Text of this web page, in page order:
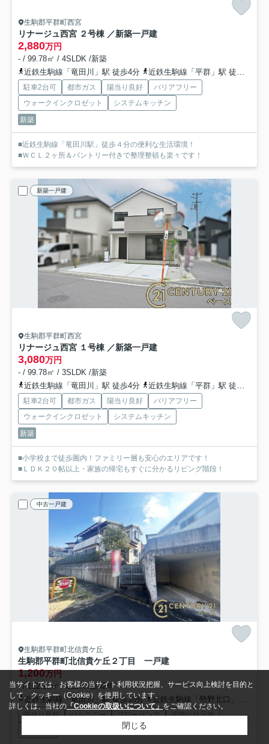
生駒郡平群町西宮
リナージュ西宮 ２号棟 ／新築一戸建
2,880万円
- / 99.78㎡ / 4SLDK /新築
近鉄生駒線「竜田川」駅 徒歩4分
近鉄生駒線「平群」駅 徒歩17分
駐車2台可 都市ガス 陽当り良好
バリアフリー
ウォークインクロゼット
システムキッチン
新築
■近鉄生駒線「竜田川駅」徒歩４分の便利な生活環境！
■ＷＣＬ２ヶ所＆パントリー付きで整理整頓も楽々です！
新築一戸建
生駒郡平群町西宮
リナージュ西宮 １号棟 ／新築一戸建
3,080万円
- / 99.78㎡ / 3SLDK /新築
近鉄生駒線「竜田川」駅 徒歩4分
近鉄生駒線「平群」駅 徒歩17分
駐車2台可 都市ガス 陽当り良好
バリアフリー
ウォークインクロゼット
システムキッチン
新築
■小学校まで徒歩圏内！ファミリー層も安心のエリアです！
■ＬＤＫ２０帖以上・家族の帰宅もすぐに分かるリビング階段！
中古一戸建
生駒郡平群町北信貴ケ丘
生駒郡平群町北信貴ケ丘２丁目 一戸建
1,200万円
- / 122.21㎡ / 6LDK /築42年
近鉄生駒線「竜田川」駅 徒歩10分
近鉄生駒線「勢野北口」駅 徒歩17分
陽当り良好 バルコニー フローリング
閑静な住宅地
当サイトでは、お客様の当サイト利用状況把握、サービス向上検討を目的と
して、クッキー（Cookie）を使用しています。
詳しくは、当社の「Cookieの取扱いについて」をご確認ください。
閉じる